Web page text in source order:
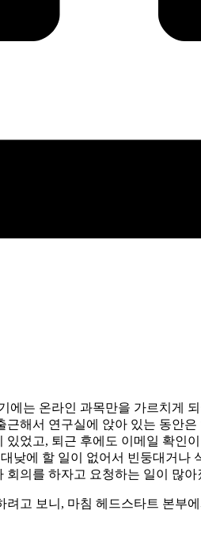
는 온라인 과목만을 가르치게
해서 연구실에 앉아 있는 동안
었고, 퇴근 후에도 이메일 확인
낮에 할 일이 없어서 빈둥대거
의를 하자고 요청하는 일이 많아
고 보니, 마침 헤드스타트 본부